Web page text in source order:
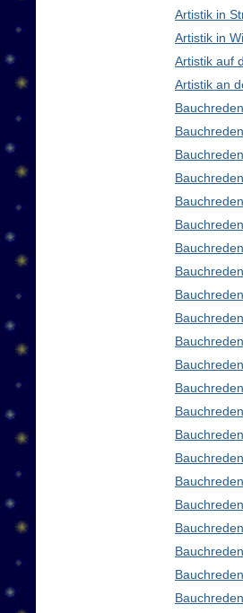
Artistik in
Artistik in
Artistik auf
Artistik an